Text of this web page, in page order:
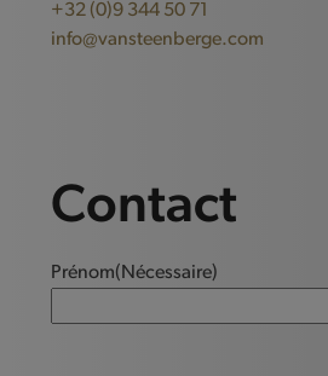
+32 (0)9 344 50 71
info@vansteenberge.com
Contact
Prénom(Nécessaire)